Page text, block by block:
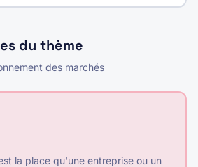
du thème
des marchés
la place qu'une entreprise ou un